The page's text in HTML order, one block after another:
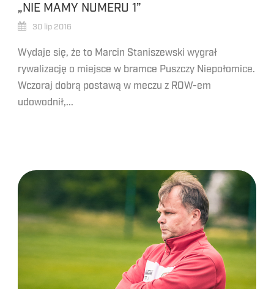
„NIE MAMY NUMERU 1”
30 lip 2016
Wydaje się, że to Marcin Staniszewski wygrał
rywalizację o miejsce w bramce Puszczy Niepołomice.
Wczoraj dobrą postawą w meczu z ROW-em
udowodnił,...